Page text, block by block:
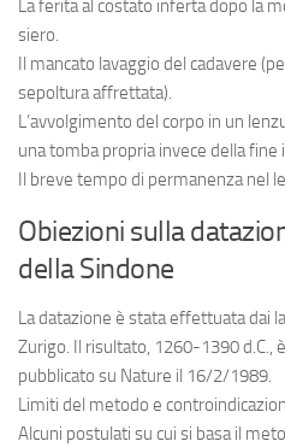
La ferita al costato inferta dopo la
siero.
Il mancato lavaggio del cadavere
sepoltura affrettata).
L’avvolgimento del corpo in un
una tomba propria invece della fine
Il breve tempo di permanenza nel
Obiezioni sulla
della Sindone
La datazione è stata effettuata dai
Zurigo. Il risultato, 1260-1390 d.C.,
pubblicato su Nature il 16/2/1989.
Limiti del metodo e
Alcuni postulati su cui si basa il